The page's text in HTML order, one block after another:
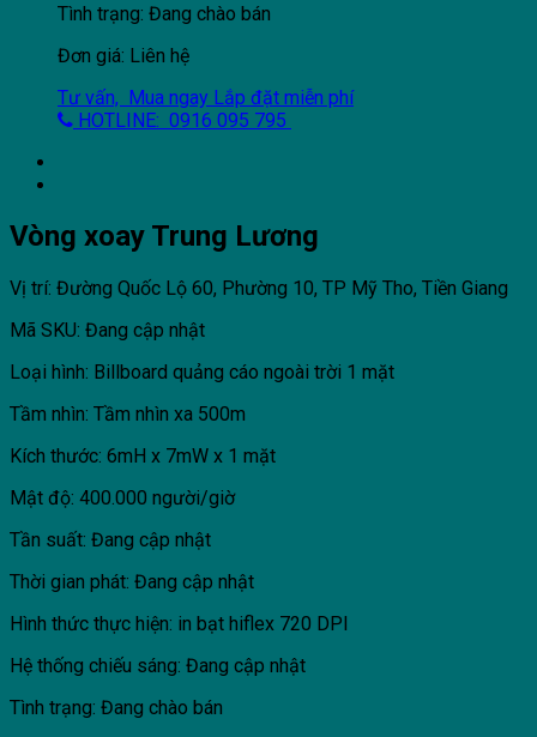
Tình trạng: Đang chào bán
Đơn giá: Liên hệ
Tư vấn, Mua ngay Lắp đặt miễn phí
HOTLINE: 0916 095 795
Vòng xoay Trung Lương
Vị trí: Đường Quốc Lộ 60, Phường 10, TP Mỹ Tho, Tiền Giang
Mã SKU: Đang cập nhật
Loại hình: Billboard quảng cáo ngoài trời 1 mặt
Tầm nhìn: Tầm nhìn xa 500m
Kích thước: 6mH x 7mW x 1 mặt
Mật độ: 400.000 người/giờ
Tần suất: Đang cập nhật
Thời gian phát: Đang cập nhật
Hình thức thực hiện: in bạt hiflex 720 DPI
Hệ thống chiếu sáng: Đang cập nhật
Tình trạng: Đang chào bán